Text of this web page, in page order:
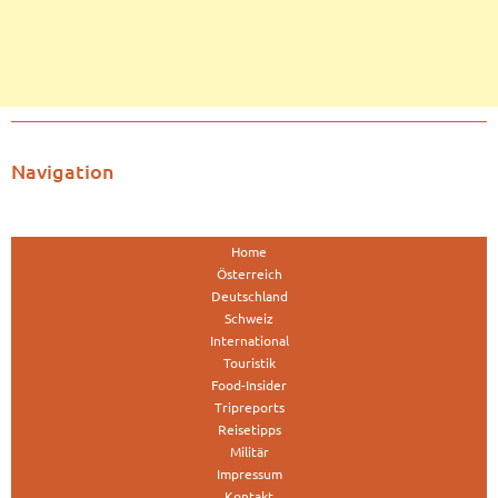
Navigation
Home
Österreich
Deutschland
Schweiz
International
Touristik
Food-Insider
Tripreports
Reisetipps
Militär
Impressum